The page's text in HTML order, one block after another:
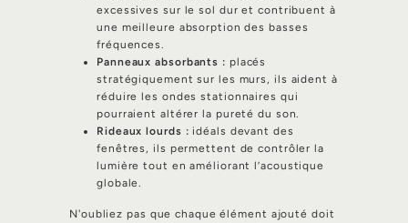
excessives sur le sol dur et contribuent à
une meilleure absorption des basses
fréquences.
Panneaux absorbants : placés
stratégiquement sur les murs, ils aident à
réduire les ondes stationnaires qui
pourraient altérer la pureté du son.
Rideaux lourds : idéals devant des
fenêtres, ils permettent de contrôler la
lumière tout en améliorant l’acoustique
globale.
N'oubliez pas que chaque élément ajouté doit